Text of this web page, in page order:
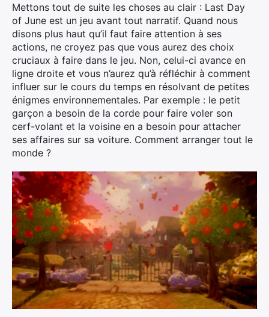
Mettons tout de suite les choses au clair : Last Day
of June est un jeu avant tout narratif. Quand nous
disons plus haut qu’il faut faire attention à ses
actions, ne croyez pas que vous aurez des choix
cruciaux à faire dans le jeu. Non, celui-ci avance en
ligne droite et vous n’aurez qu’à réfléchir à comment
influer sur le cours du temps en résolvant de petites
énigmes environnementales. Par exemple : le petit
garçon a besoin de la corde pour faire voler son
cerf-volant et la voisine en a besoin pour attacher
ses affaires sur sa voiture. Comment arranger tout le
monde ?